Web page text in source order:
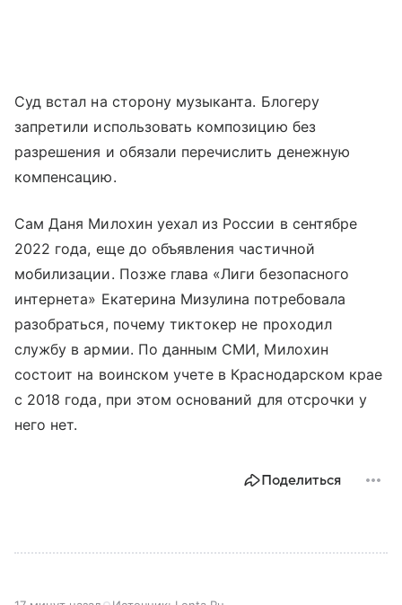
Суд встал на сторону музыканта. Блогеру
запретили использовать композицию без
разрешения и обязали перечислить денежную
компенсацию.
Сам Даня Милохин уехал из России в сентябре
2022 года, еще до объявления частичной
мобилизации. Позже глава «Лиги безопасного
интернета» Екатерина Мизулина потребовала
разобраться, почему тиктокер не проходил
службу в армии. По данным СМИ, Милохин
состоит на воинском учете в Краснодарском крае
с 2018 года, при этом оснований для отсрочки у
него нет.
Поделиться